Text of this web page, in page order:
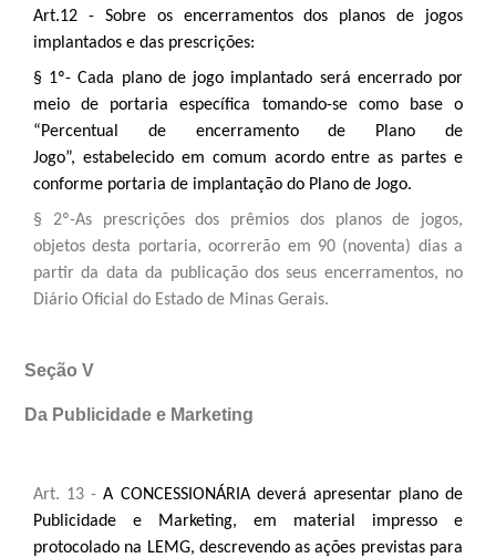
Art.12 - Sobre os encerramentos dos planos de jogos
implantados e das prescrições:
§ 1º- Cada plano de jogo implantado será encerrado por
meio de portaria específica tomando-se como base o
“Percentual de encerramento de Plano de
Jogo”, estabelecido em comum acordo entre as partes e
conforme portaria de implantação do Plano de Jogo.
§ 2º-As prescrições dos prêmios dos planos de jogos,
objetos desta portaria, ocorrerão em 90 (noventa) dias a
partir da data da publicação dos seus encerramentos, no
Diário Oficial do Estado de Minas Gerais.
Seção V
Da Publicidade e Marketing
Art. 13 -A CONCESSIONÁRIA deverá apresentar plano de
Publicidade e Marketing, em material impresso e
protocolado na LEMG, descrevendo as ações previstas para